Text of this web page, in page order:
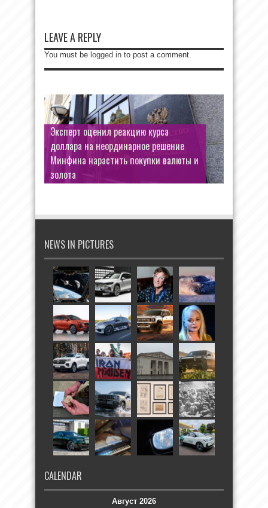
LEAVE A REPLY
You must be logged in to post a comment.
Эксперт оценил реакцию курса
доллара на неординарное решение
Минфина нарастить покупки валюты и
золота
NEWS IN PICTURES
CALENDAR
Август 2026